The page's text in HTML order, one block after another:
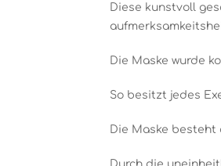
Diese kunstvoll
Die Maske wurde
So besitzt jedes
Die Maske besteht